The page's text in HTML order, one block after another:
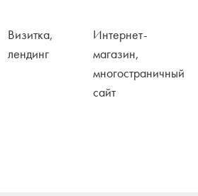
Визитка,
лендинг
Интернет-
магазин,
многостраничный
сайт